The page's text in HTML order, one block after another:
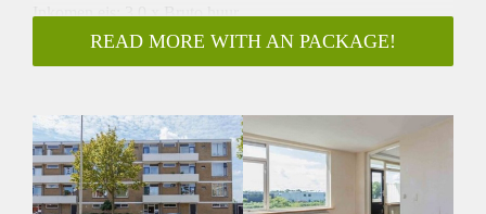
Inkomen eis: 3,0 x Bruto huur
Garantiestelling mogelijk: Ja
Borg: 1 Maand
Huisdieren toegestaan: Afhankelijk van de Eigenaar
Huurtoeslag grens: Nee
Geschikt voor studenten: Afhankelijk van de Eigenaar
READ MORE WITH AN PACKAGE!